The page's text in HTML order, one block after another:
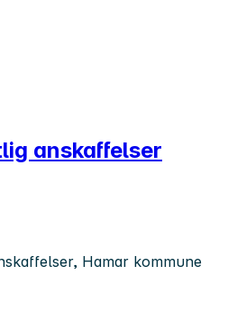
anskaffelser
Hamar kommune